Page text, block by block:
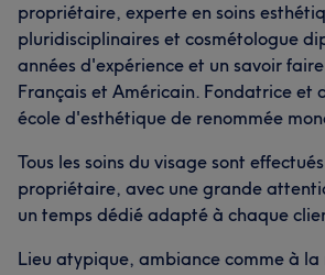
propriétaire, experte en soins
pluridisciplinaires et cosmétologue
années d'expérience et un savoir
Français et Américain. Fondatrice et
école d'esthétique de renommée
Tous les soins du visage sont
propriétaire, avec une grande
un temps dédié adapté à chaque
Lieu atypique, ambiance comme à la